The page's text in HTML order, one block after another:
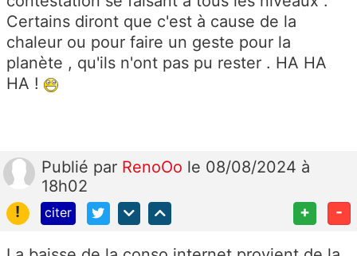
Certains diront que c'est à cause de la
chaleur ou pour faire un geste pour la
planète , qu'ils n'ont pas pu rester . HA HA
HA !
Publié par RenoOo le 08/08/2024 à
18h02
!
citer + -